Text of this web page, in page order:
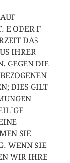
E ODER F
DAS
IHRER
GEGEN DIE
DIES GILT
SIE
WENN SIE
WIR IHRE